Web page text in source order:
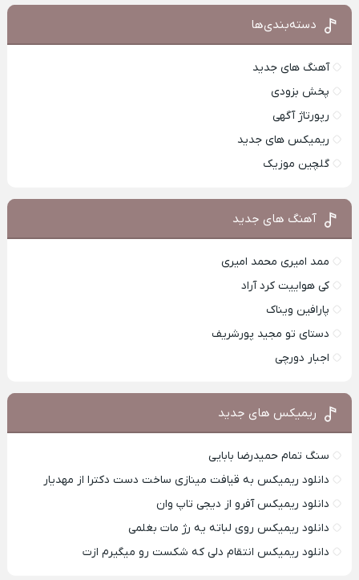
دسته‌بندی‌ها
آهنگ های جدید
پخش بزودی
رپورتاژ آگهی
ریمیکس های جدید
گلچین موزیک
آهنگ های جدید
ممد امیری محمد امیری
کی هواییت کرد آراد
پارافین ویناک
دستای تو مجید پورشریف
اجبار دورچی
ریمیکس های جدید
سنگ تمام حمیدرضا بابایی
دانلود ریمیکس به قیافت مینازی ساخت دست دکترا از مهدیار
دانلود ریمیکس آفرو از ديجی تاپ وان
دانلود ریمیکس روی لباته یه رژ مات بغلمی
دانلود ریمیکس انتقام دلی که شکست رو میگیرم ازت